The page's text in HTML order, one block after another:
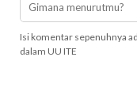
Isi komentar sepenuhnya
dalam UU ITE